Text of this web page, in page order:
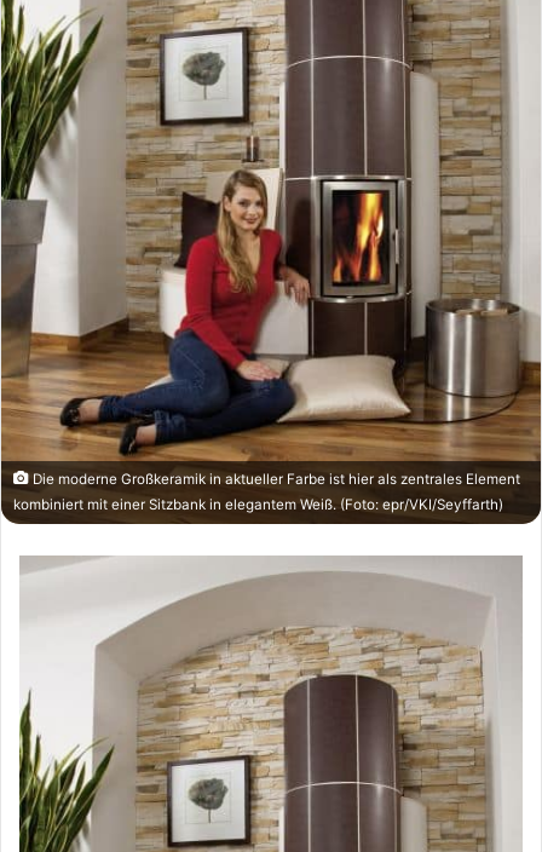
Die moderne Großkeramik in aktueller Farbe ist hier als zentrales Element
kombiniert mit einer Sitzbank in elegantem Weiß. (Foto: epr/VKI/Seyffarth)